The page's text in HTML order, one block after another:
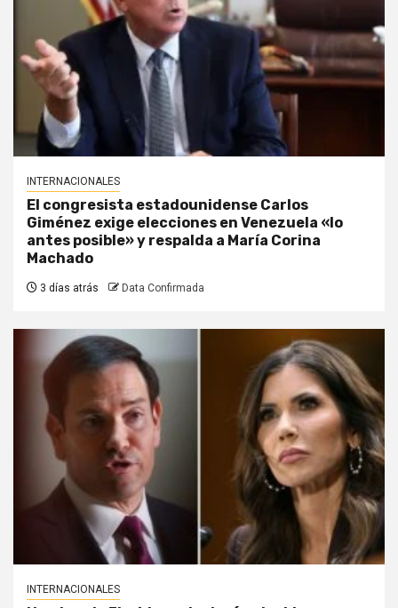
INTERNACIONALES
El congresista estadounidense Carlos
Giménez exige elecciones en Venezuela «lo
antes posible» y respalda a María Corina
Machado
3 días atrás Data Confirmada
INTERNACIONALES